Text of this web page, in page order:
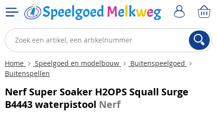
Home Speelgoed en modelbouw
Buitenspeelgoed
Buitenspellen
Nerf Super Soaker H2OPS Squall Surge
B4443 waterpistool Nerf